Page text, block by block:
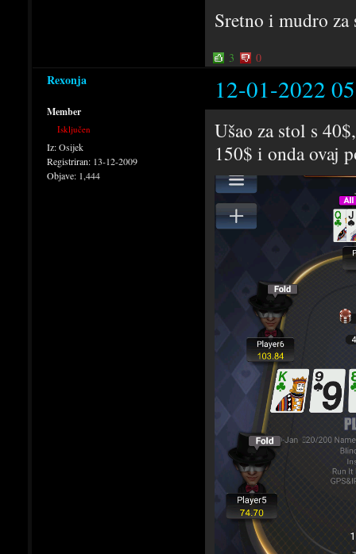
Sretno i mudro
3 0
Rexonja 12-01-2022
Member
Isključen
Iz:Osijek
Registriran: 13-12-2009
Objave: 1,444
Ušao za stol s
150$ i onda ovaj